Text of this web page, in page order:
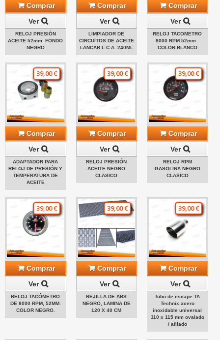
Comprar
Ver
RELOJ PRESIÓN
ACEITE 52mm. FONDO
NEGRO
Comprar
Ver
LIMPIADOR DE
CIRCUITOS DE ACEITE
LANCAR L.C.A. 240ML
Comprar
Ver
RELOJ TACOMETRO
8000 RPM 52mm .
COLOR BLANCO
39,00 €
Comprar
Ver
ADAPTADOR PARA
RELOJ DE PRESIÓN Y
TEMPERATURA DE
ACEITE
39,00 €
Comprar
Ver
RELOJ PRESIÓN
ACEITE NEGRO
CLASICO
39,00 €
Comprar
Ver
RELOJ RPM
GASOLINA NEGRO
CLASICO
39,00 €
Comprar
Ver
RELOJ TACÓMETRO
DE 8000 RPM, 52MM.
COLOR NEGRO.
39,00 €
Comprar
Ver
REJILLA DE ABS
NEGRO, LAMINA DE
120 X 40 CM
39,00 €
Comprar
Ver
Tubo de escape TA
Technix acero
inoxidable universal
110 x 115 mm ovalado
/ afilado